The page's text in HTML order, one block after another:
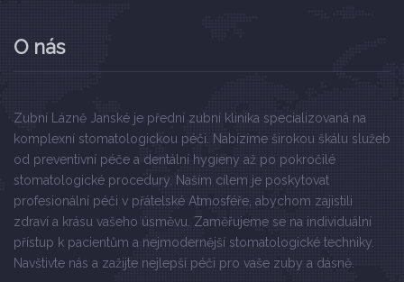
O nás
Zubní Lázně Janské je přední zubní klinika specializovaná na
komplexní stomatologickou péči. Nabízíme širokou škálu služeb
od preventivní péče a dentální hygieny až po pokročilé
stomatologické procedury. Naším cílem je poskytovat
profesionální péči v přátelské Atmosféře, abychom zajistili
zdraví a krásu vašeho úsměvu. Zaměřujeme se na individuální
přístup k pacientům a nejmodernější stomatologické techniky.
Navštivte nás a zažijte nejlepší péči pro vaše zuby a dásně.